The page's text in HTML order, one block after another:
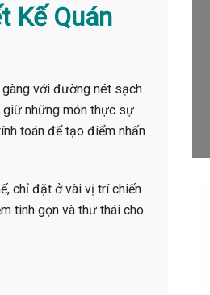
Kế Quán
với đường nét sạch
giữ những món thực sự
toán để tạo điểm nhấn
chỉ đặt ở vài vị trí chiến
tinh gọn và thư thái cho